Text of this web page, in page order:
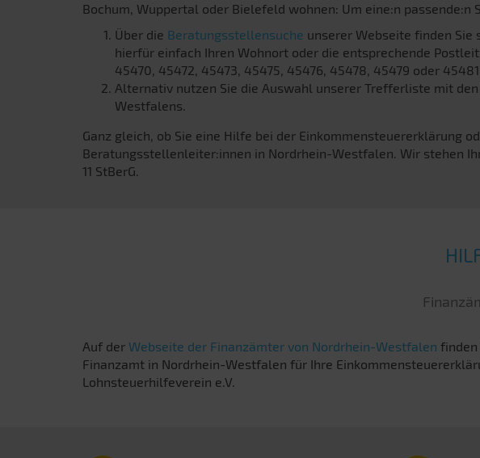
Bochum, Wuppertal oder Bielefeld wohnen: Um eine:n
Über die Beratungsstellensuche unserer Webseite finden
hierfür einfach Ihren Wohnort oder die entsprechende
45470, 45472, 45473, 45475, 45476, 45478, 45479 oder
Alternativ nutzen Sie die Auswahl unserer Trefferliste mit
Westfalens.
Ganz gleich, ob Sie eine Hilfe bei der Einkommensteuererklärung
Beratungsstellenleiter:innen in Nordrhein-Westfalen. Wir stehen
11 StBerG.
Auf der Webseite der Finanzämter von Nordrhein-Westfalen finden
Finanzamt in Nordrhein-Westfalen für Ihre
Lohnsteuerhilfeverein e.V.